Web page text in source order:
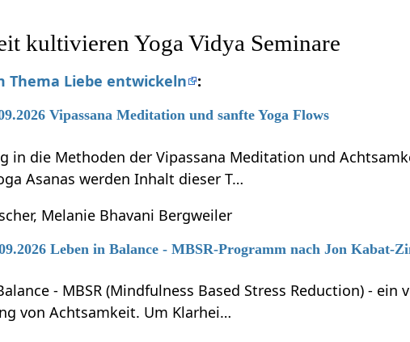
kultivieren Yoga Vidya Seminare
Thema Liebe entwickeln :
Vipassana Meditation und sanfte Yoga Flows
in die Methoden der Vipassana Meditation und
Asanas werden Inhalt dieser T…
Melanie Bhavani Bergweiler
Leben in Balance - MBSR-Programm nach Jon Kabat-
- MBSR (Mindfulness Based Stress Reduction) -
von Achtsamkeit. Um Klarhei…